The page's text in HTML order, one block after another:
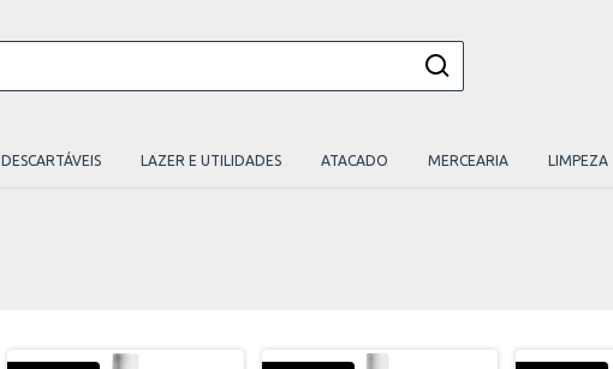
DESCARTÁVEIS LAZER E UTILIDADES ATACADO MERCEARIA LIMPEZA